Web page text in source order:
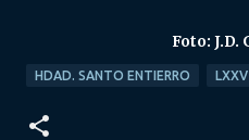
Foto: J.D.
HDAD. SANTO ENTIERRO